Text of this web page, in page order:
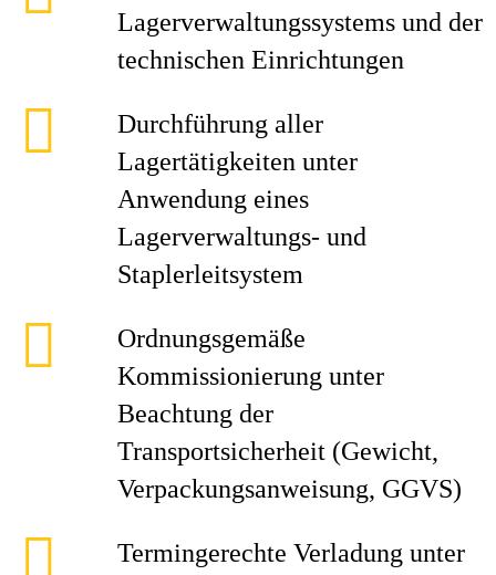
Lagerverwaltungssystems und der
technischen Einrichtungen
Durchführung aller
Lagertätigkeiten unter
Anwendung eines
Lagerverwaltungs- und
Staplerleitsystem
Ordnungsgemäße
Kommissionierung unter
Beachtung der
Transportsicherheit (Gewicht,
Verpackungsanweisung, GGVS)
Termingerechte Verladung unter